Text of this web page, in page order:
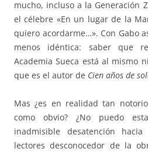
mucho, incluso a la Generación
el célebre «En un lugar de la
quiero acordarme…». Con Gabo
menos idéntica: saber que
Academia Sueca está al mismo
que es el autor de Cien años de
Mas ¿es en realidad tan
como obvio? ¿No puedo
inadmisible desatención
lectores desconocedor de la